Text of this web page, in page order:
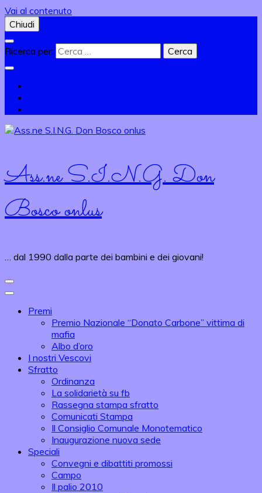
Vai al contenuto
Chiudi
Ricerca per:
Ass.ne S.I.N.G. Don
Bosco onlus
… dal 1990 dalla parte dei bambini e dei giovani!
Premi
Premio Nazionale “Donato Carbone” vittima di
mafia
Albo d’oro
I nostri Vescovi
Sfratto
Ordinanza
La solidarietà su fb
Rassegna stampa sfratto
Comunicati Stampa
Il Consiglio Comunale Monotematico
Inaugurazione nuova sede
Speciali
Convegni e dibattiti promossi
Campo
Il palio 2010